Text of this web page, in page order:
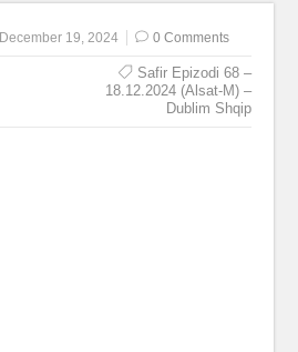
December 19, 2024 0 Comments
Safir Epizodi 68 –
18.12.2024 (Alsat-M) –
Dublim Shqip